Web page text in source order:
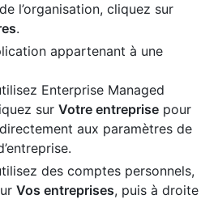
l’organisation, cliquez sur
.
appartenant à une
Enterprise Managed
sur Votre entreprise pour
aux paramètres de
des comptes personnels,
Vos entreprises, puis à droite